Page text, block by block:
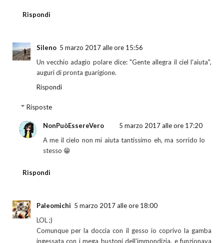
Rispondi
Sileno 5 marzo 2017 alle ore 15:56
Un vecchio adagio polare dice: "Gente allegra il ciel l'aiuta",
auguri di pronta guarigione.
Rispondi
Risposte
NonPuòEssereVero
5 marzo 2017 alle ore 17:20
A me il cielo non mi aiuta tantissimo eh, ma sorrido lo
stesso 😁
Rispondi
Paleomichi 5 marzo 2017 alle ore 18:00
LOL ;)
Comunque per la doccia con il gesso io coprivo la gamba
ingessata con i mega bustoni dell'immondizia, e funzionava